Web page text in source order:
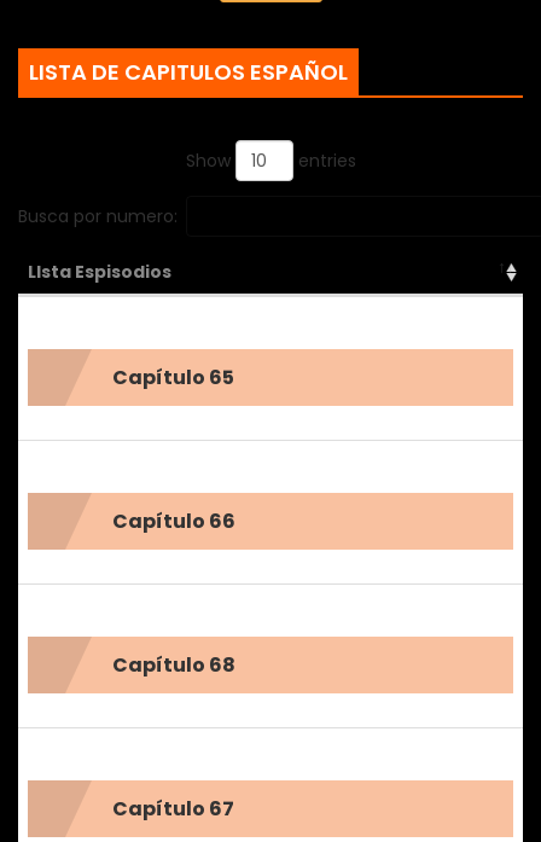
LISTA DE CAPITULOS ESPAÑOL
Show entries
Busca por numero:
LIsta Espisodios
Capítulo 65
Capítulo 66
Capítulo 68
Capítulo 67